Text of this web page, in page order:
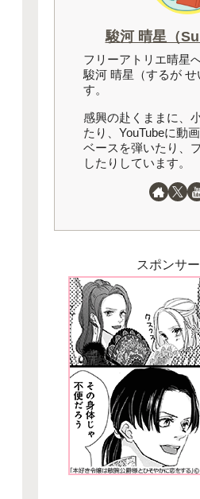
駿河 晴星（
フリーアトリエ晴星
駿河 晴星（するが せ
す。
感興の赴くままに、
たり、YouTubeに動
ベースを弾いたり、
したりしています。
スポンサ